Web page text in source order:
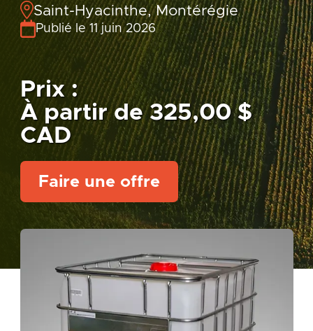
Saint-Hyacinthe, Montérégie
Publié le 11 juin 2026
Prix :
À partir de 325,00 $
CAD
Faire une offre